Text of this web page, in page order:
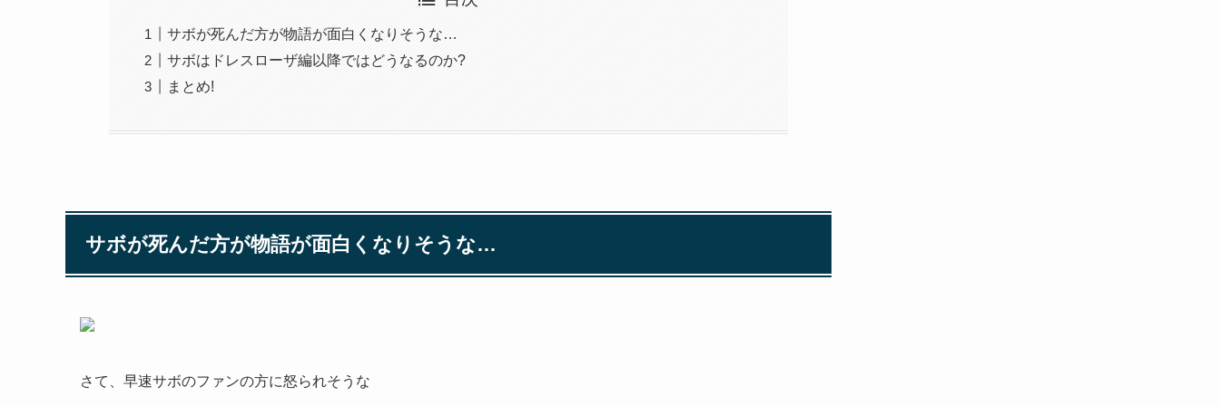
サボが死んだ方が物語が面白くなりそうな…
サボはドレスローザ編以降ではどうなるのか?
まとめ!
サボが死んだ方が物語が面白くなりそうな…
さて、早速サボのファンの方に怒られそうな